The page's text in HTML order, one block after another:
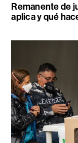
Remanente de
aplica y qué